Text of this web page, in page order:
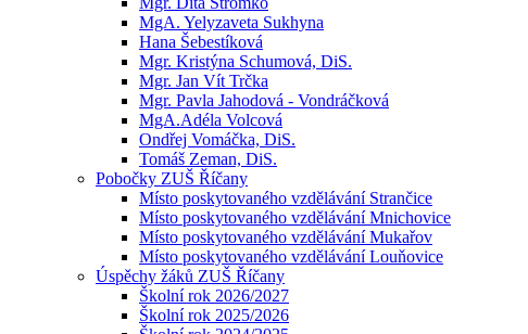
MgA. Yelyzaveta Sukhyna
Hana Šebestíková
Mgr. Kristýna Schumová, DiS.
Mgr. Jan Vít Trčka
Mgr. Pavla Jahodová - Vondráčková
MgA.Adéla Volcová
Ondřej Vomáčka, DiS.
Tomáš Zeman, DiS.
Pobočky ZUŠ Říčany
Místo poskytovaného vzdělávání Strančice
Místo poskytovaného vzdělávání Mnichovice
Místo poskytovaného vzdělávání Mukařov
Místo poskytovaného vzdělávání Louňovice
Úspěchy žáků ZUŠ Říčany
Školní rok 2026/2027
Školní rok 2025/2026